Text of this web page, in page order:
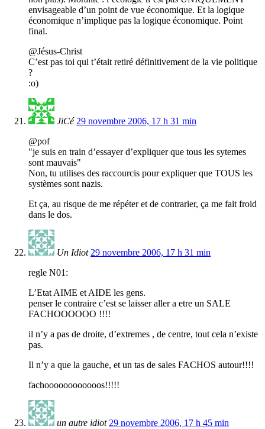
envisageable d’un point de vue économique. Et la logique
économique n’implique pas la logique économique. Point
final.
@Jésus-Christ
C’est pas toi qui t’était retiré définitivement de la vie politique
?
:o)
JiCé 29 novembre 2006, 17 h 31 min
@pof
"je suis en train d’essayer d’expliquer que tous les sytemes
sont mauvais"
Non, tu utilises des raccourcis pour expliquer que TOUS les
systèmes sont nazis.
Et ça, au risque de me répéter et de contrarier, ça me fait froid
dans le dos.
Un Idiot 29 novembre 2006, 17 h 31 min
regle N01:
L’Etat AIME et AIDE les gens.
penser le contraire c’est se laisser aller a etre un SALE
FACHOOOOOO !!!!
il n’y a pas de droite, d’extremes , de centre, tout cela n’existe
pas.
Il n’y a que la gauche, et un tas de sales FACHOS autour!!!!
fachoooooooooooos!!!!!
un autre idiot 29 novembre 2006, 17 h 45 min